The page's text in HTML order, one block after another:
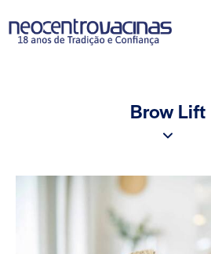
Brow Lift